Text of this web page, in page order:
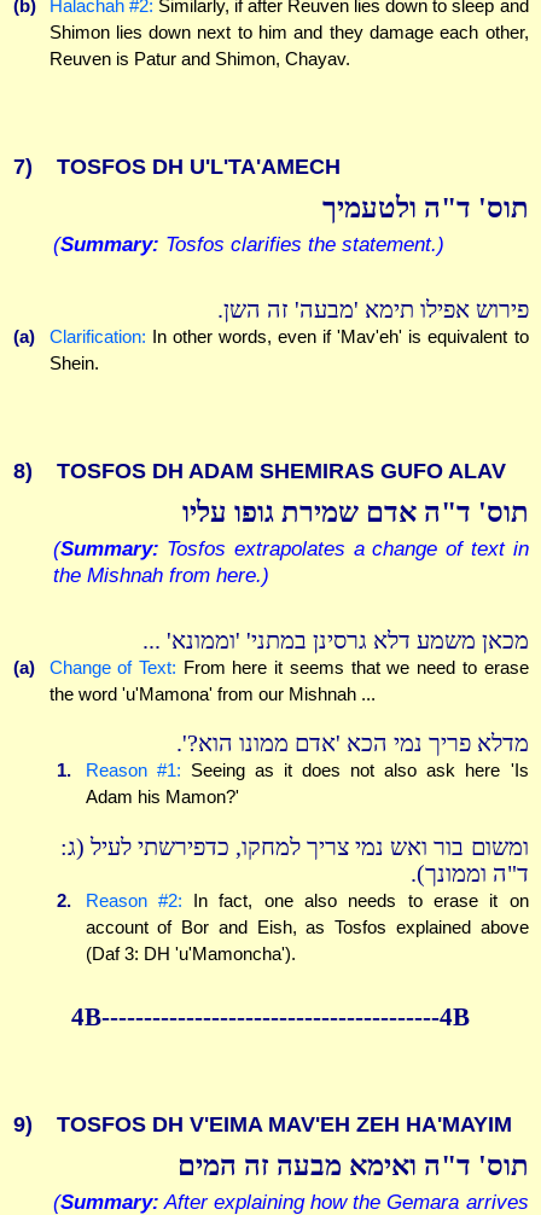
(b) Halachah #2: Similarly, if after Reuven lies down to sleep and
Shimon lies down next to him and they damage each other,
Reuven is Patur and Shimon, Chayav.
7) TOSFOS DH U'L'TA'AMECH
תוס' ד"ה ולטעמיך
(Summary: Tosfos clarifies the statement.)
פירוש אפילו תימא 'מבעה' זה השן.
(a) Clarification: In other words, even if 'Mav'eh' is equivalent to
Shein.
8) TOSFOS DH ADAM SHEMIRAS GUFO ALAV
תוס' ד"ה אדם שמירת גופו עליו
(Summary: Tosfos extrapolates a change of text in
the Mishnah from here.)
מכאן משמע דלא גרסינן במתני' 'וממונא' ...
(a) Change of Text: From here it seems that we need to erase
the word 'u'Mamona' from our Mishnah ...
מדלא פריך נמי הכא 'אדם ממונו הוא?'.
1. Reason #1: Seeing as it does not also ask here 'Is
Adam his Mamon?'
ומשום בור ואש נמי צריך למחקו, כדפירשתי לעיל (ג:
ד"ה וממונך).
2. Reason #2: In fact, one also needs to erase it on
account of Bor and Eish, as Tosfos explained above
(Daf 3: DH 'u'Mamoncha').
4B----------------------------------------4B
9) TOSFOS DH V'EIMA MAV'EH ZEH HA'MAYIM
תוס' ד"ה ואימא מבעה זה המים
(Summary: After explaining how the Gemara arrives